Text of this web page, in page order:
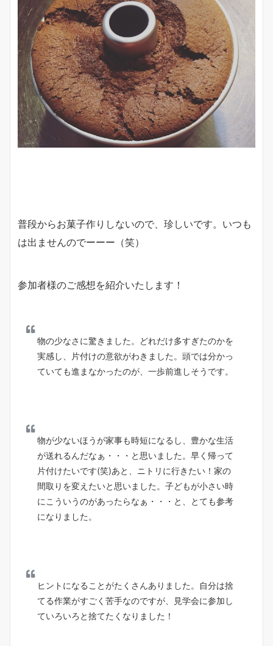
普段からお菓子作りしないので、珍しいです。いつも
は出ませんのでーーー（笑）
参加者様のご感想を紹介いたします！
物の少なさに驚きました。どれだけ多すぎたのかを
実感し、片付けの意欲がわきました。頭では分かっ
ていても進まなかったのが、一歩前進しそうです。
物が少ないほうが家事も時短になるし、豊かな生活
が送れるんだなぁ・・・と思いました。早く帰って
片付けたいです(笑)あと、ニトリに行きたい！家の
間取りを変えたいと思いました。子どもが小さい時
にこういうのがあったらなぁ・・・と、とても参考
になりました。
ヒントになることがたくさんありました。自分は捨
てる作業がすごく苦手なのですが、見学会に参加し
ていろいろと捨てたくなりました！